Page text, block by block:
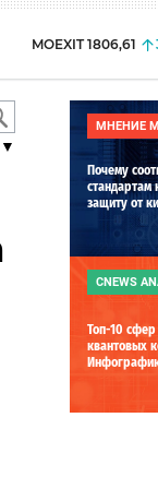
MOEXIT 1806,61
МНЕНИЕ
Почему
стандартам
защиту от
CNEWS
Топ-10
квантовых